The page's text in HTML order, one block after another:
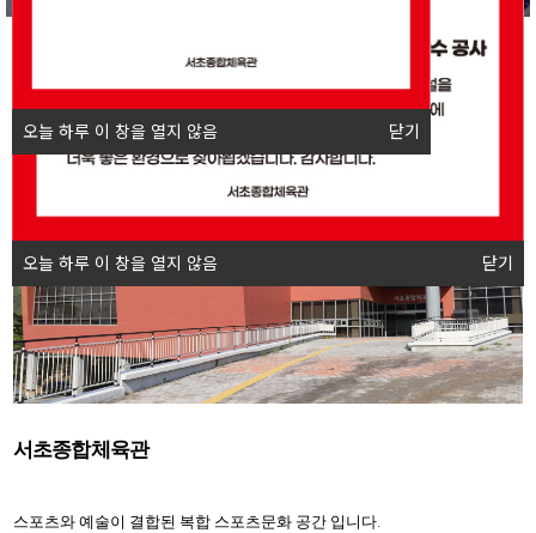
서초종합체육관
스포츠와 예술이 결합된 복합 스포츠문화 공간 입니다.
오늘 하루 이 창을 열지 않음 닫기
오늘 하루 이 창을 열지 않음 닫기
오늘 하루 이 창을 열지 않음 닫기